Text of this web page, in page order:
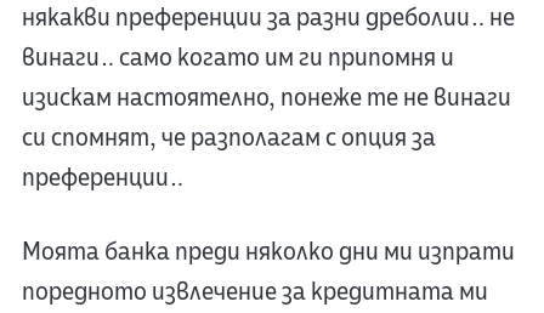
някакви преференции за разни дреболии… не
винаги… само когато им ги припомня и
изискам настоятелно, понеже те не винаги
си спомнят, че разполагам с опция за
преференции…
Моята банка преди няколко дни ми изпрати
поредното извлечение за кредитната ми